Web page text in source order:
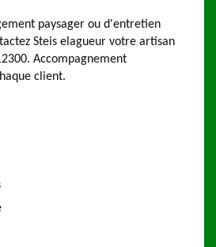
paysager ou d'entretien
Steis elagueur votre artisan
Accompagnement
client.